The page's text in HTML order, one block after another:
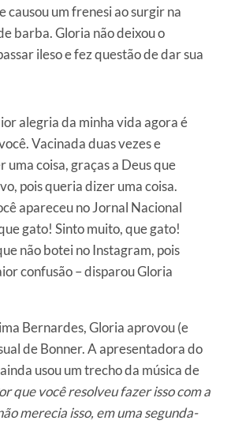
causou um frenesi ao surgir na
barba. Gloria não deixou o
ileso e fez questão de dar sua
alegria da minha vida agora é
Vacinada duas vezes e
uma coisa, graças a Deus que
pois queria dizer uma coisa.
apareceu no Jornal Nacional
gato! Sinto muito, que gato!
não botei no Instagram, pois
confusão – disparou Gloria
Bernardes, Gloria aprovou (e
de Bonner. A apresentadora do
usou um trecho da música de
que você resolveu fazer isso com a
merecia isso, em uma segunda-